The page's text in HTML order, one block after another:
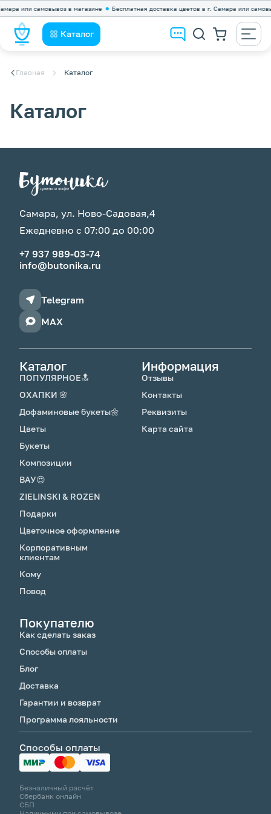
или самовывоз в магазине Бесплатная доставка цветов в г. Самара или
Каталог
Главная Каталог
Каталог
Самара, ул. Ново-Садовая,4
Ежедневно с 07:00 до 00:00
+7 937 989-03-74
info@butonika.ru
Telegram
MAX
Каталог
ПОПУЛЯРНОЕ🔝
ОХАПКИ 🌸
Дофаминовые букеты🌼
Цветы
Букеты
Композиции
ВАУ😍
ZIELINSKI & ROZEN
Подарки
Цветочное оформление
Корпоративным
клиентам
Кому
Повод
Информация
Отзывы
Контакты
Реквизиты
Карта сайта
Покупателю
Как сделать заказ
Способы оплаты
Блог
Доставка
Гарантии и возврат
Программа лояльности
Способы оплаты
Безналичный расчёт
Сбербанк онлайн
СБП